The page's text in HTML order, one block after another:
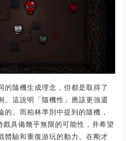
的隨機生成理念，但都是取得了
。這說明「隨機性」應該更強還
的。而柏林準則中提到的隨機，
具備幾乎無限的可能性，并希望
體驗和重復游玩的動力。在剛才